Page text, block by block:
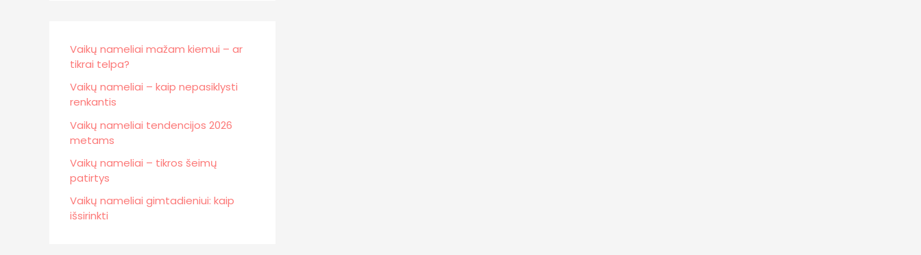
Vaikų nameliai mažam kiemui – ar
tikrai telpa?
Vaikų nameliai – kaip nepasiklysti
renkantis
Vaikų nameliai tendencijos 2026
metams
Vaikų nameliai – tikros šeimų
patirtys
Vaikų nameliai gimtadieniui: kaip
išsirinkti